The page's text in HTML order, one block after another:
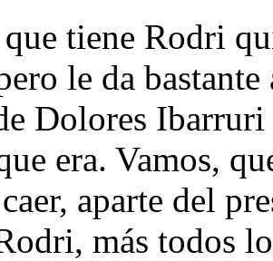
tiene Rodri
le da
Dolores Ibarruri
era. Vamos,
aparte del
más todos